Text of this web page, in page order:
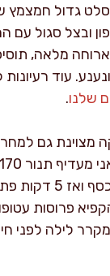
גדול חמצמץ
ובצל סגול עם
מלאה,
עוד
שלנו.
מצוינת גם
דקות (מכוסה
פרוסות
לילה לפני